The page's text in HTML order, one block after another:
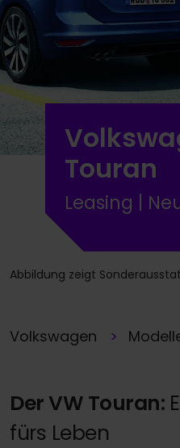
Touran
Leasing |
Abbildung zeigt
Volkswagen
Der VW Touran:
fürs Leben